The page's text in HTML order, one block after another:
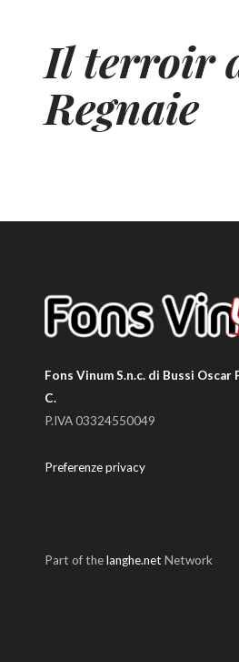
Il terroir
Regnaie
Fons Vinum S.n.c. di Bussi Oscar
C.
P.IVA 03324550049
Preferenze privacy
Part of thelanghe.net Network